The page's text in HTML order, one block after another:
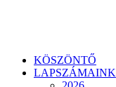
KÖSZÖNTŐ
LAPSZÁMAINK